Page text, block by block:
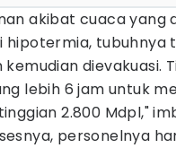
akibat cuaca yang
hipotermia, tubuhnya
dievakuasi.
lebih 6 jam untuk
2.800 Mdpl,"
personelnya